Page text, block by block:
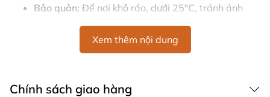
Bảo quản: Để nơi khô ráo, dưới 25°C, tránh ánh
Lưu ý khi sử dụng Cenovis Multivitamin and
Đọc kỹ hướng dẫn sử dụng và tuân thủ liều dùng.
Xem thêm nội dung
Chính sách giao hàng